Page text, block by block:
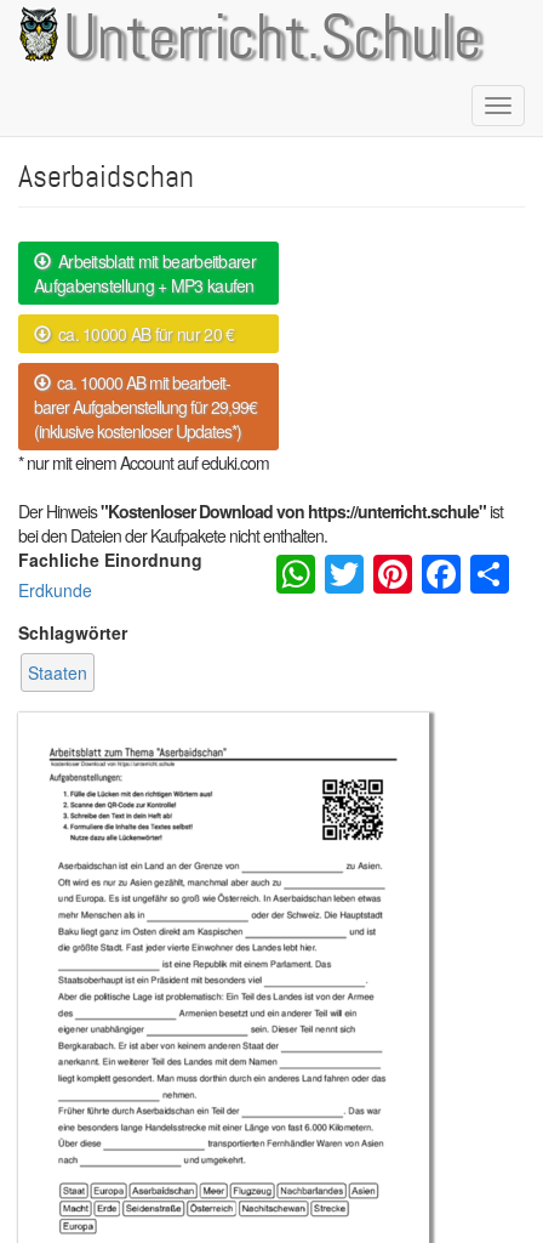
Direkt
zum
Inhalt
Unterricht.Schule
Aserbaidschan
Arbeitsblatt mit bearbeitbarer
Aufgabenstellung + MP3 kaufen
ca. 10000 AB für nur 20 €
ca. 10000 AB mit bearbeit-
barer Aufgabenstellung für 29,99€
(inklusive kostenloser Updates*)
* nur mit einem Account auf eduki.com
Der Hinweis"Kostenloser Download von https://unterricht.schule"ist
bei den Dateien der Kaufpakete nicht enthalten.
Fachliche Einordnung
Erdkunde
Schlagwörter
Staaten
WhatsApp
Twitter